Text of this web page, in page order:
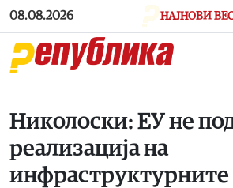
Skip to main content
08.08.2026 НАЈНОВИ
Николоски: ЕУ не
реализација на
инфраструктурните